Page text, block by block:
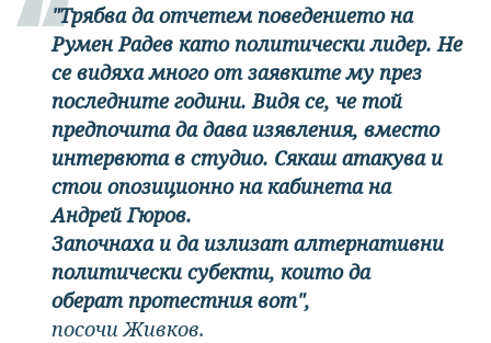
"Трябва да отчетем поведението на
Румен Радев като политически лидер. Не
се видяха много от заявките му през
последните години. Видя се, че той
предпочита да дава изявления, вместо
интервюта в студио. Сякаш атакува и
стои опозиционно на кабинета на
Андрей Гюров.
Започнаха и да излизат алтернативни
политически субекти, които да
оберат протестния вот",
посочи Живков.